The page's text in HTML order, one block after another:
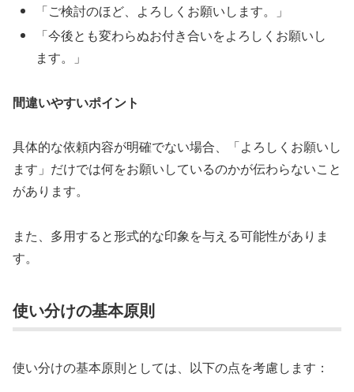
「ご検討のほど、よろしくお願いします。」
「今後とも変わらぬお付き合いをよろしくお願いし
ます。」
間違いやすいポイント
具体的な依頼内容が明確でない場合、「よろしくお願いし
ます」だけでは何をお願いしているのかが伝わらないこと
があります。
また、多用すると形式的な印象を与える可能性がありま
す。
使い分けの基本原則
使い分けの基本原則としては、以下の点を考慮します：